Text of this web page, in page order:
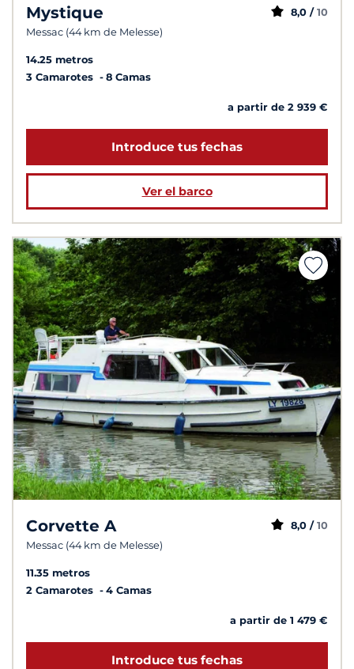
Mystique
Messac (44 km de Melesse)
8,0 / 10
14.25 metros
3 Camarotes
8 Camas
a partir de 2 939 €
Introduce tus fechas
Ver el barco
Corvette A
Messac (44 km de Melesse)
8,0 / 10
11.35 metros
2 Camarotes
4 Camas
a partir de 1 479 €
Introduce tus fechas